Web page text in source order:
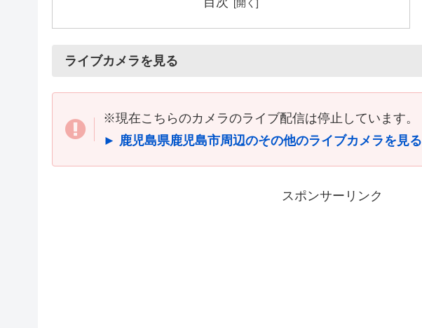
ライブカメラを見る
※現在こちらのカメラのライブ配信は停止しています。
► 鹿児島県鹿児島市周辺のその他のライブカメラを見る
スポンサーリンク